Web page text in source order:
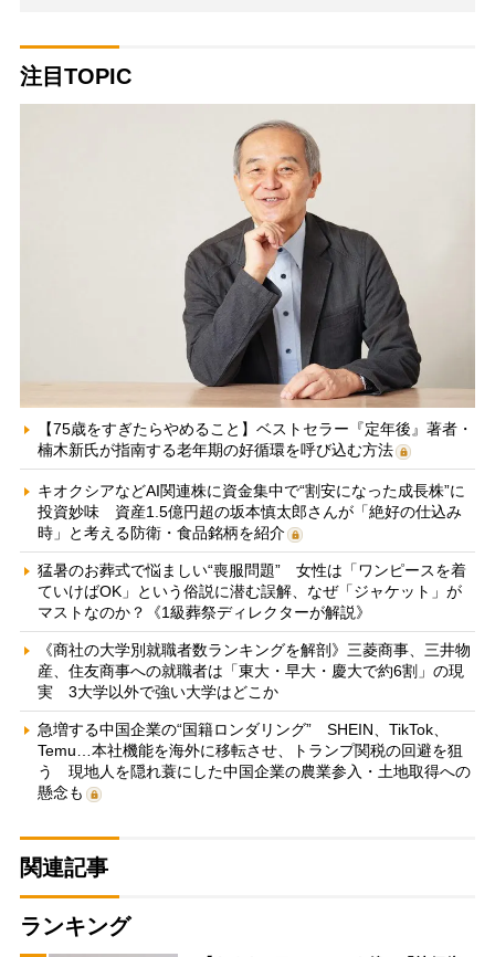
注目TOPIC
【75歳をすぎたらやめること】ベストセラー『定年後』著者・
楠木新氏が指南する老年期の好循環を呼び込む方法
キオクシアなどAI関連株に資金集中で“割安になった成長株”に
投資妙味 資産1.5億円超の坂本慎太郎さんが「絶好の仕込み
時」と考える防衛・食品銘柄を紹介
猛暑のお葬式で悩ましい“喪服問題” 女性は「ワンピースを着
ていけばOK」という俗説に潜む誤解、なぜ「ジャケット」が
マストなのか？《1級葬祭ディレクターが解説》
《商社の大学別就職者数ランキングを解剖》三菱商事、三井物
産、住友商事への就職者は「東大・早大・慶大で約6割」の現
実 3大学以外で強い大学はどこか
急増する中国企業の“国籍ロンダリング” SHEIN、TikTok、
Temu…本社機能を海外に移転させ、トランプ関税の回避を狙
う 現地人を隠れ蓑にした中国企業の農業参入・土地取得への
懸念も
関連記事
ランキング